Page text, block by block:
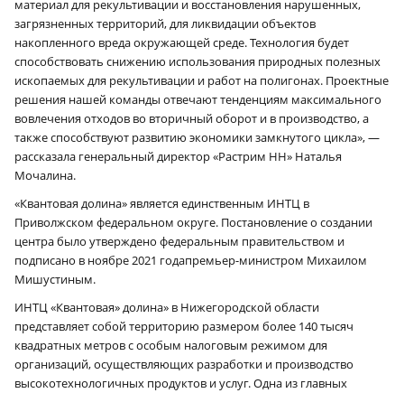
материал для рекультивации и восстановления нарушенных,
загрязненных территорий, для ликвидации объектов
накопленного вреда окружающей среде. Технология будет
способствовать снижению использования природных полезных
ископаемых для рекультивации и работ на полигонах. Проектные
решения нашей команды отвечают тенденциям максимального
вовлечения отходов во вторичный оборот и в производство, а
также способствуют развитию экономики замкнутого цикла», —
рассказала генеральный директор «Растрим НН» Наталья
Мочалина.
«Квантовая долина» является единственным ИНТЦ в
Приволжском федеральном округе. Постановление о создании
центра было утверждено федеральным правительством и
подписано в ноябре 2021 годапремьер-министром Михаилом
Мишустиным.
ИНТЦ «Квантовая» долина» в Нижегородской области
представляет собой территорию размером более 140 тысяч
квадратных метров с особым налоговым режимом для
организаций, осуществляющих разработки и производство
высокотехнологичных продуктов и услуг. Одна из главных